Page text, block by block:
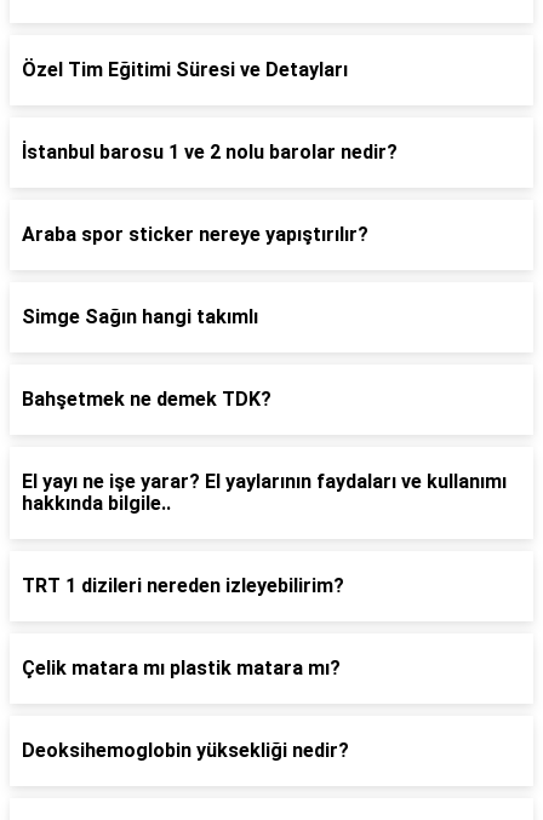
Özel Tim Eğitimi Süresi ve Detayları
İstanbul barosu 1 ve 2 nolu barolar nedir?
Araba spor sticker nereye yapıştırılır?
Simge Sağın hangi takımlı
Bahşetmek ne demek TDK?
El yayı ne işe yarar? El yaylarının faydaları ve kullanımı
hakkında bilgile..
TRT 1 dizileri nereden izleyebilirim?
Çelik matara mı plastik matara mı?
Deoksihemoglobin yüksekliği nedir?